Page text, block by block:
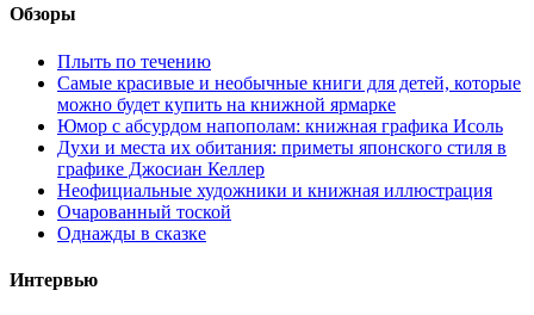
Обзоры
Плыть по течению
Самые красивые и необычные книги для детей, которые
можно будет купить на книжной ярмарке
Юмор с абсурдом напополам: книжная графика Исоль
Духи и места их обитания: приметы японского стиля в
графике Джосиан Келлер
Неофициальные художники и книжная иллюстрация
Очарованный тоской
Однажды в сказке
Интервью